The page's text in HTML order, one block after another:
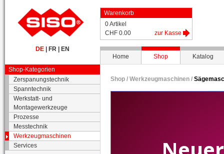
DE FR EN
Warenkorb
0 Artikel
CHF 0.00
zur Kasse
Home Shop
Katalog
Shop-Kategorien
Zerspanungstechnik
Spanntechnik
Werkstatt- und
Montagewerkzeuge
Prozesse
Messtechnik
Werkzeugmaschinen
Services
Shop / Werkzeugmaschinen /